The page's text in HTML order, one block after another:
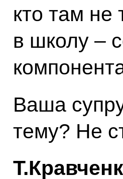
кто там не
в школу –
Ваша
тему? Не